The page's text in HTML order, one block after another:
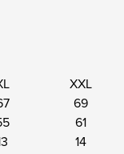
XXL
69
61
14